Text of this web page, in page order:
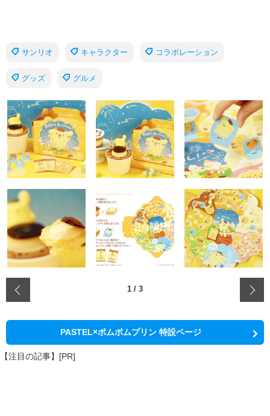
サンリオ キャラクター コラボレーション
グッズ グルメ
1 / 3
PASTEL×ポムポムプリン 特設ページ
【注目の記事】[PR]